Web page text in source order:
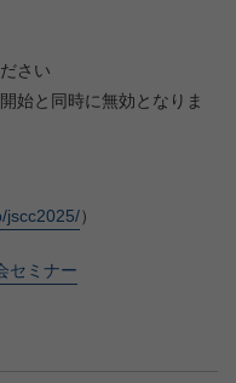
さい
始と同時に無効となりま
jscc2025/）
セミナー